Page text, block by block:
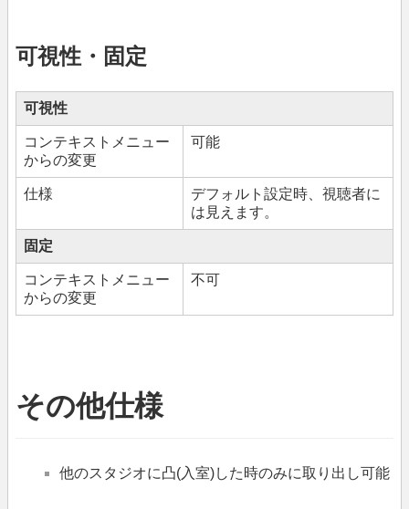
可視性・固定
可視性
コンテキストメニュー
からの変更
可能
仕様
デフォルト設定時、視聴者に
は見えます。
固定
コンテキストメニュー
からの変更
不可
その他仕様
他のスタジオに凸(入室)した時のみに取り出し可能